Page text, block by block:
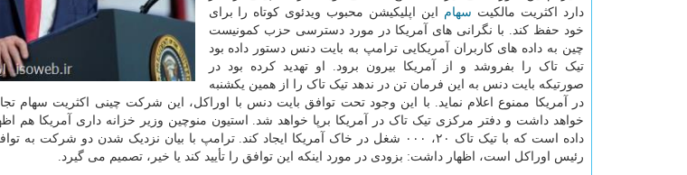
دارد اکثریت مالکیت سهام این اپلیکیشن محبوب ویدئوی کوتاه را برای
خود حفظ کند. با نگرانی های آمریکا در مورد دسترسی حزب کمونیست
چین به داده های کاربران آمریکایی ترامپ به بایت دنس دستور داده بود
تیک تاک را بفروشد و از آمریکا بیرون برود. او تهدید کرده بود در
صورتیکه بایت دنس به این فرمان تن در ندهد تیک تاک را از همین یکشنبه
در آمریکا ممنوع اعلام نماید. با این وجود تحت توافق بایت دنس با اوراکل، این شرکت چینی اکثریت سهام
خواهد داشت و دفتر مرکزی تیک تاک در آمریکا برپا خواهد شد. استیون منوچین وزیر خزانه داری آمریکا هم
داده است که با تیک تاک ۲۰، ۰۰۰ شغل در خاک آمریکا ایجاد کند. ترامپ با بیان نزدیک شدن دو
رئیس اوراکل است، اظهار داشت: بزودی در مورد اینکه این توافق را تأیید کند یا خیر، تصمیم می گیرد.